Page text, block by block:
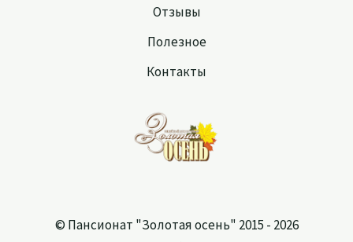
Отзывы
Полезное
Контакты
© Пансионат "Золотая осень" 2015 - 2026